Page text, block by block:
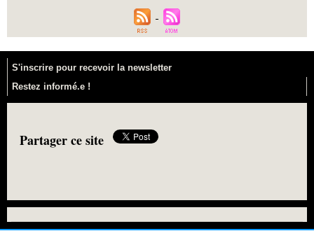
S'inscrire pour recevoir la newsletter
Restez informé.e !
Partager ce site